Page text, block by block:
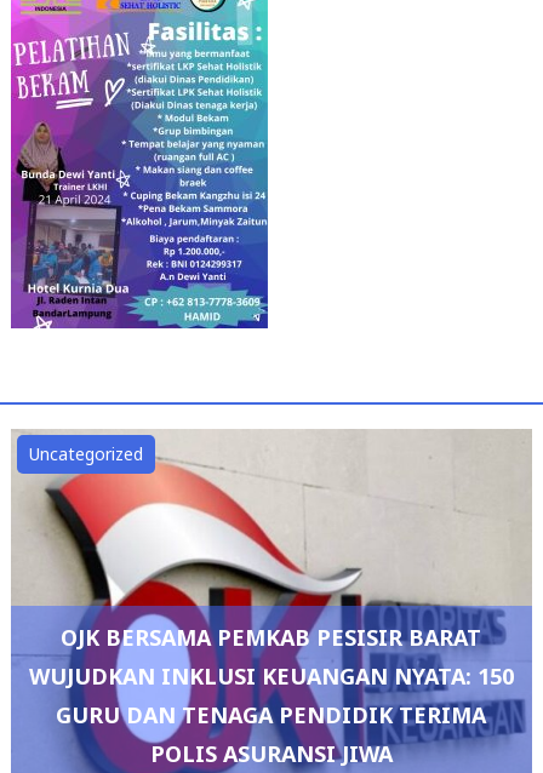
Uncategorized
OJK BERSAMA PEMKAB PESISIR BARAT
WUJUDKAN INKLUSI KEUANGAN NYATA: 150
GURU DAN TENAGA PENDIDIK TERIMA
POLIS ASURANSI JIWA